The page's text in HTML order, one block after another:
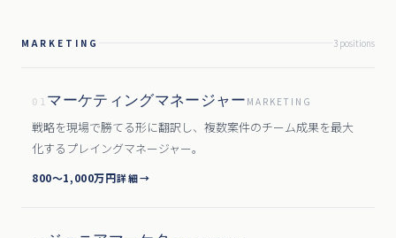
MARKETING 3 positions
01 マーケティングマネージャー MARKETING
戦略を現場で勝てる形に翻訳し、複数案件のチーム成果を最大
化するプレイングマネージャー。
800〜1,000万円詳細→